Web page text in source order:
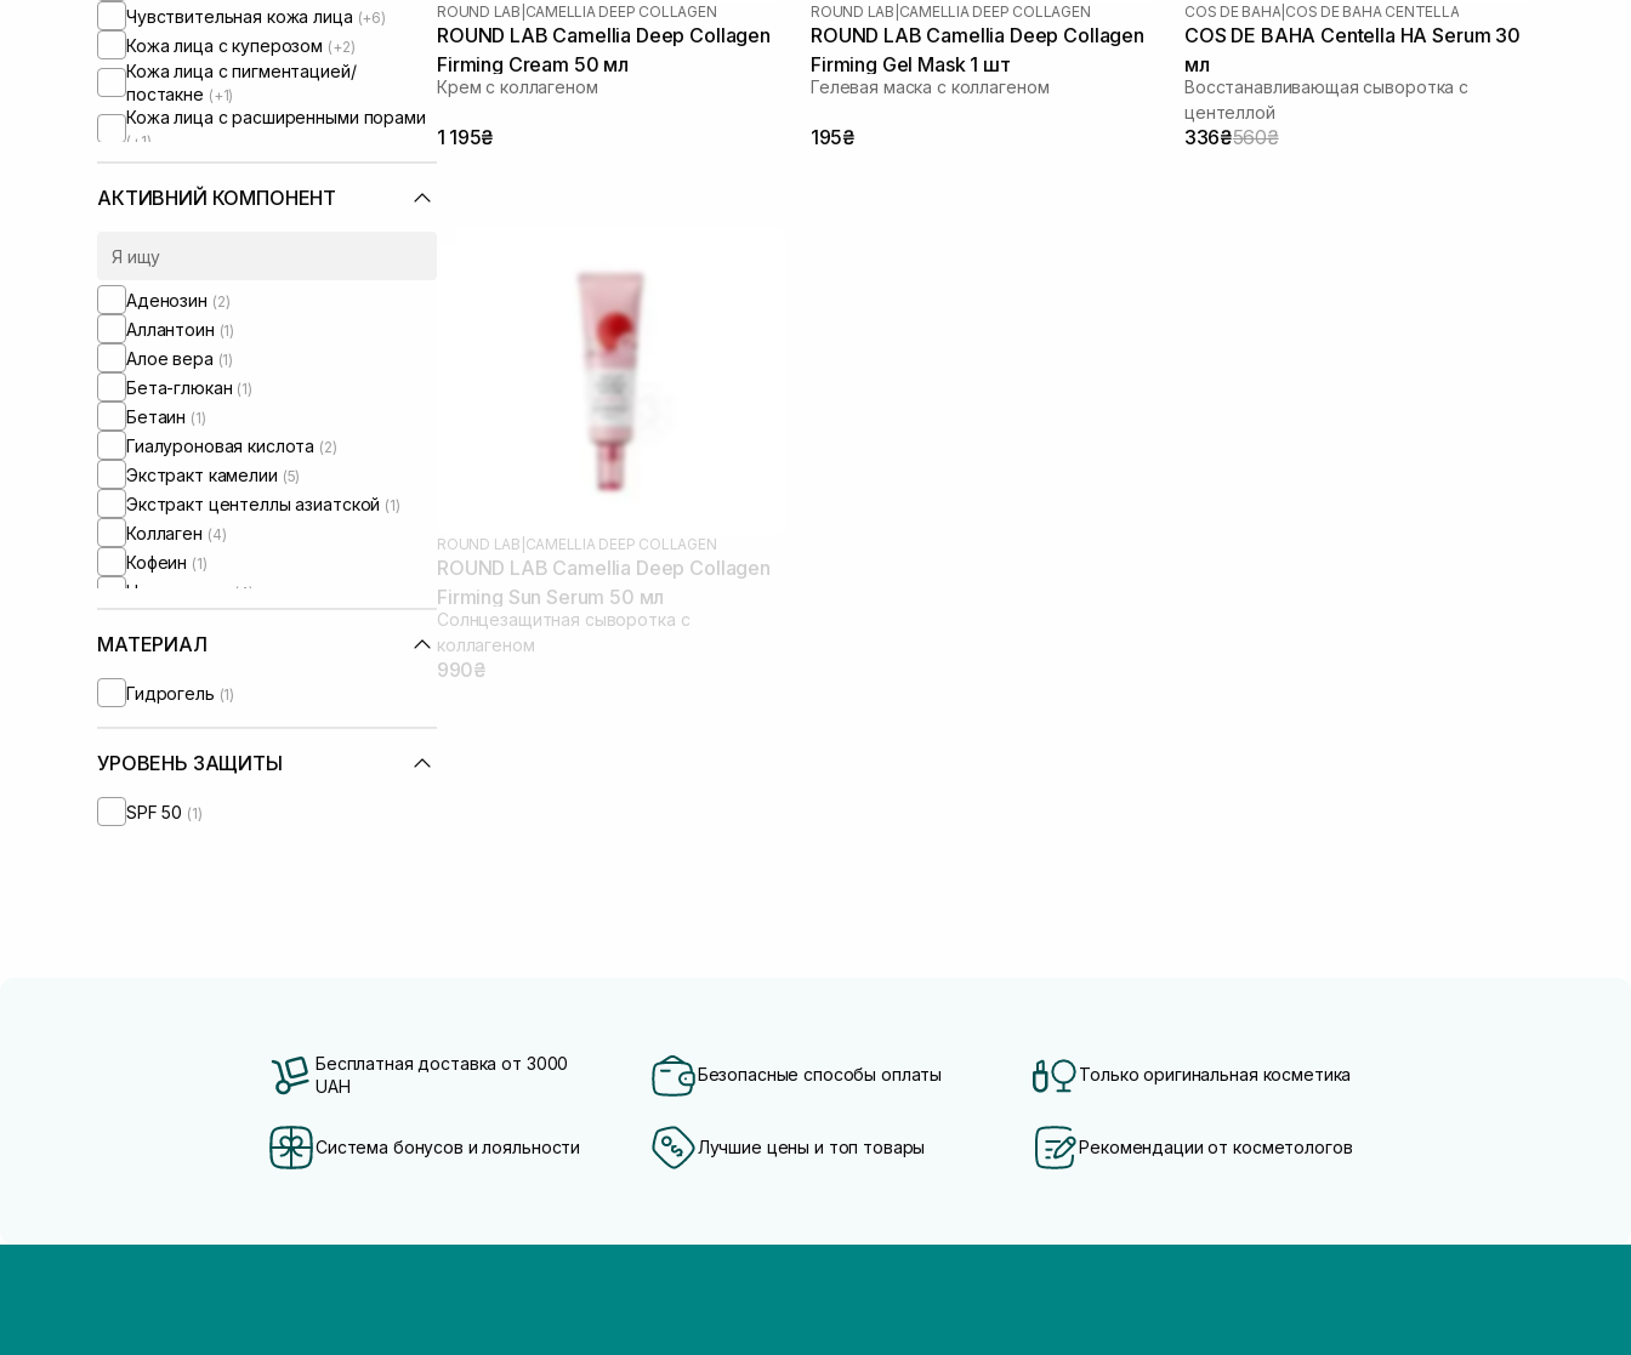
Чувствительная кожа лица (+6)
Кожа лица с куперозом (+2)
Кожа лица с пигментацией/
постакне (+1)
Кожа лица с расширенными порами
(+1)
Кожа лица с нарушенным
барьером(+1)
АКТИВНИЙ КОМПОНЕНТ
Аденозин (2)
Аллантоин (1)
Алое вера (1)
Бета-глюкан (1)
Бетаин (1)
Гиалуроновая кислота (2)
Экстракт камелии (5)
Экстракт центеллы азиатской (1)
Коллаген (4)
Кофеин (1)
Ниацинамид (4)
Пептиды(1)
МАТЕРИАЛ
Гидрогель (1)
УРОВЕНЬ ЗАЩИТЫ
SPF 50 (1)
ROUND LAB CAMELLIA DEEP COLLAGEN
ROUND LAB Camellia Deep Collagen
Firming Cream 50 мл
Крем с коллагеном
1 195₴
ROUND LAB CAMELLIA DEEP COLLAGEN
ROUND LAB Camellia Deep Collagen
Firming Gel Mask 1 шт
Гелевая маска с коллагеном
195₴
COS DE BAHA COS DE BAHA CENTELLA
COS DE BAHA Centella HA Serum 30
мл
Восстанавливающая сыворотка с
центеллой
336₴560₴
ROUND LAB CAMELLIA DEEP COLLAGEN
ROUND LAB Camellia Deep Collagen
Firming Sun Serum 50 мл
Солнцезащитная сыворотка с
коллагеном
990₴
Бесплатная доставка от 3000
UAH
Безопасные способы оплаты Только оригинальная косметика
Система бонусов и лояльности Лучшие цены и топ товары Рекомендации от косметологов